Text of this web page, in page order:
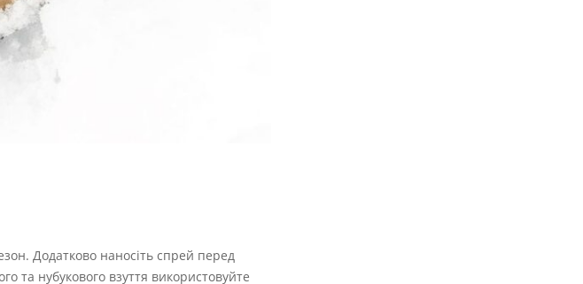
Додатково наносіть спрей перед
та нубукового взуття використовуйте